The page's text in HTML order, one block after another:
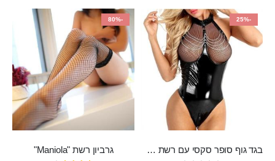
-25%
בגד גוף סופר סקסי עם רשת שקופה בחזה ושרשרות מלמעלה וריצרץ מלמטה Pan במפשעה
-80%
גרביון רשת "Maniola"